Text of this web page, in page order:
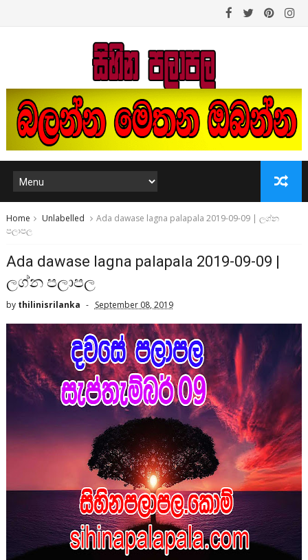
Home Unlabelled
Ada dawase lagna palapala 2019-09-09 | ලග්න
පලාපල
Ada dawase lagna palapala 2019-09-09 |
ලග්න පලාපල
by thilinisrilanka September 08, 2019